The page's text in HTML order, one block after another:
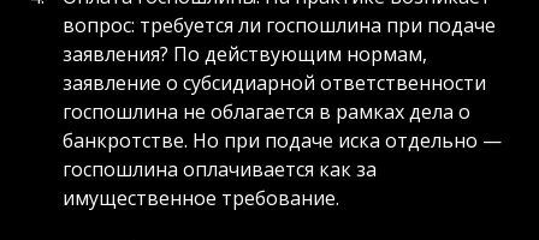
вопрос: требуется ли госпошлина при подаче
заявления? По действующим нормам,
заявление о субсидиарной ответственности
госпошлина не облагается в рамках дела о
банкротстве. Но при подаче иска отдельно —
госпошлина оплачивается как за
имущественное требование.